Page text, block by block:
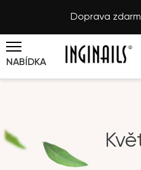
Doprava
NABÍDKA